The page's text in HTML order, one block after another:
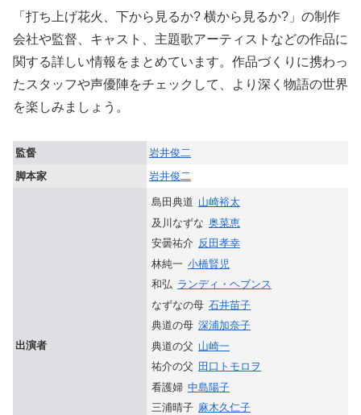
「打ち上げ花火、下から見るか? 横から見るか?」の制作
会社や監督、キャスト、主題歌アーティストなどの作品に
関する詳しい情報をまとめています。作品づくりに携わっ
たスタッフや声優陣をチェックして、より深く物語の世界
を楽しみましょう。
監督
岩井俊二
脚本家
岩井俊二
出演者
島田典道 山崎裕太
及川なずな 奥菜恵
安曇祐介 反田孝幸
林純一 小橋賢児
和弘 ランディ・ヘブンス
なずなの母 石井苗子
典道の母 深浦加奈子
典道の父 山崎一
祐介の父 田口トモロヲ
看護婦 中島陽子
三浦晴子 麻木久仁子